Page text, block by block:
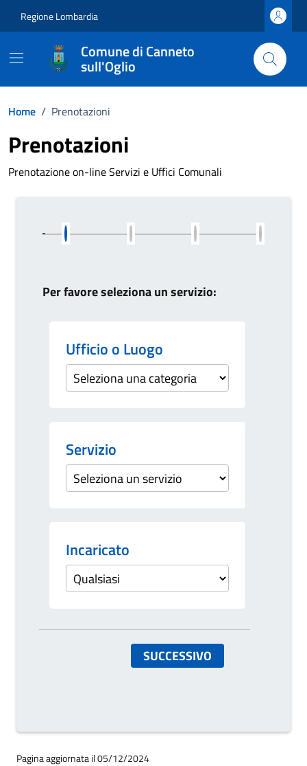
Regione Lombardia
Comune di Canneto
sull'Oglio
Home / Prenotazioni
Prenotazioni
Prenotazione on-line Servizi e Uffici Comunali
Per favore seleziona un servizio:
Ufficio o Luogo
Servizio
Incaricato
SUCCESSIVO
Pagina aggiornata il 05/12/2024